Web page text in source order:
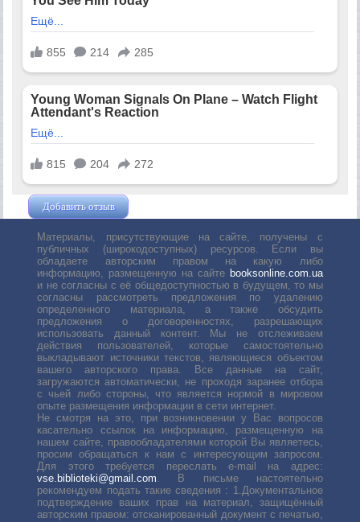
Добавить отзыв
Материалы, присутствующие на сайте, получены с
публичных (широкодоступных) ресурсов. Если вы
обладаете авторским правом на какую либо
информацию, размещенную на сайте booksonline.com.ua
и не согласны с её общедоступностью в будущем, то мы
согласны рассмотреть предложения по удалению
определенного материала, а также обсудить
предложения о договоренностях, разрешающих
использовать данный контент. Мы не отслеживаем
действия пользователей, которые самостоятельно
выкладывают источники текстов, являющиеся объектом
вашего авторского права. Все данные на сайт,
загружаются автоматически, не проходя заранее отбора
с чьей либо стороны, что является нормой в мировом
опыте размещения информации в сети интернет.
Не смотря на это, при возникновении у Вас вопросов
касательно ссылок на информацию, размещенную на
нашем сайте, правообладателями которой Вы являетесь,
просим обращаться к нам с интересующим запросом.
Для этого требуется переслать е-mail на адрес:
vse.biblioteki@gmail.com . В письме настоятельно
рекомендуем подать такие сведения : 1.Документальное
подтверждение ваших прав на материал, защищённый
авторским правом: отсканированный документ с печатью,